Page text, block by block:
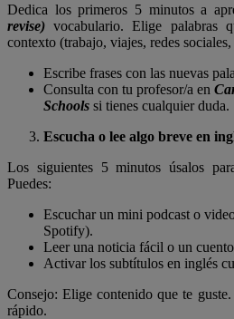
Dedica los primeros 5 minutos a
revise)vocabulario. Elige palabras
contexto (trabajo, viajes, redes sociales,
Escribe frases con las nuevas
Consulta con tu profesor/a en
Schools si tienes cualquier duda.
Escucha o lee algo breve en
Los siguientes 5 minutos úsalos
Puedes:
Escuchar un mini podcast o
Spotify).
Leer una noticia fácil o un
Activar los subtítulos en inglés
Consejo: Elige contenido que te
rápido.